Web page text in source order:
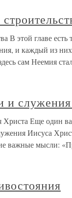
В этой главе
и каждый из
сам Неемия
и
Еще один
Иисуса
важные мысли: